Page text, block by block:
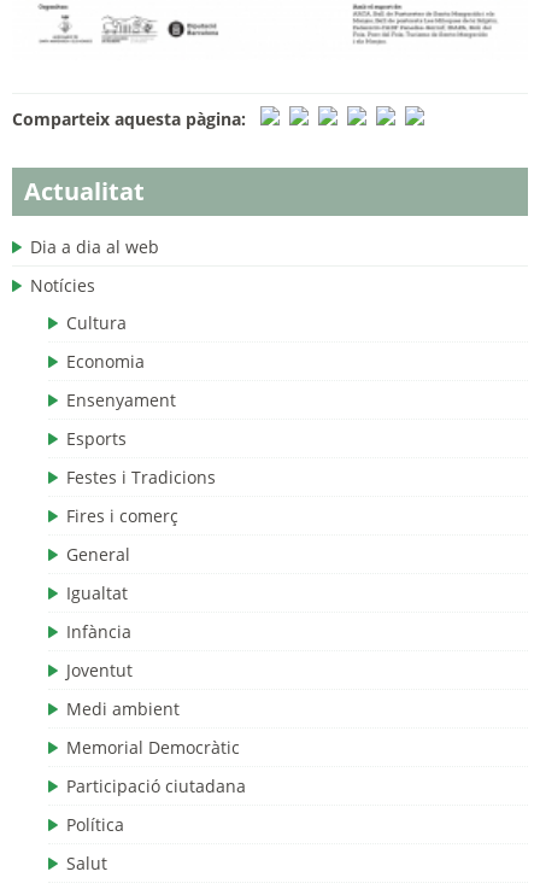
Actualitat
Dia a dia al web
Notícies
Cultura
Economia
Ensenyament
Esports
Festes i Tradicions
Fires i comerç
General
Igualtat
Infància
Joventut
Medi ambient
Memorial Democràtic
Participació ciutadana
Política
Salut
Comparteix aquesta pàgina: